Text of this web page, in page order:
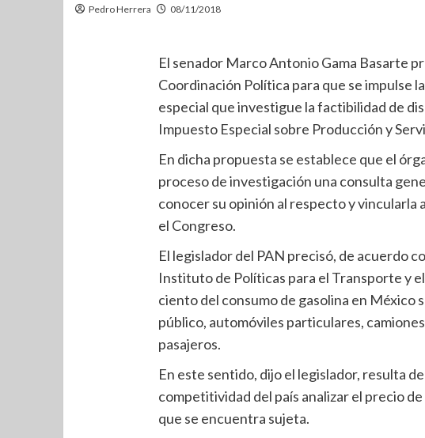
Pedro Herrera 08/11/2018
El senador Marco Antonio Gama Basarte
Coordinación Política para que se impulse
especial que investigue la factibilidad de
Impuesto Especial sobre Producción y
En dicha propuesta se establece que el
proceso de investigación una consulta
conocer su opinión al respecto y vincularla
el Congreso.
El legislador del PAN precisó, de acuerdo
Instituto de Políticas para el Transporte y
ciento del consumo de gasolina en México
público, automóviles particulares,
pasajeros.
En este sentido, dijo el legislador, resulta
competitividad del país analizar el precio de
que se encuentra sujeta.